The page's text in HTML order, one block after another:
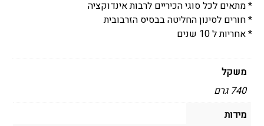
* מתאים לכל סוגי הכיריים לרבות אינדוקציה
* חורים לסינון החליטה בבסיס הזרבובית
* אחריות ל 10 שנים
משקל
740 גרם
מידות